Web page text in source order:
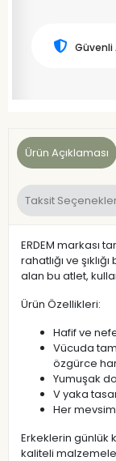
Güvenli
Ürün Açıklaması
Taksit
ERDEM markası
rahatlığı ve
alan bu atlet,
Ürün Özellikleri:
Hafif ve
Vücuda
özgürce
Yumuşak
V yaka
Her
Erkeklerin günlük
kaliteli